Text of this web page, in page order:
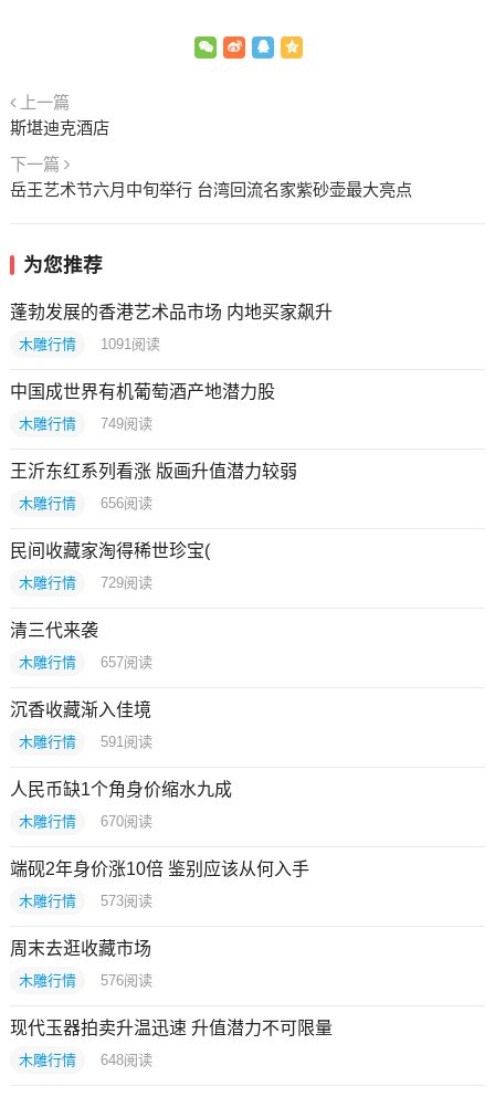
上一篇
斯堪迪克酒店
下一篇
岳王艺术节六月中旬举行 台湾回流名家紫砂壶最大亮点
为您推荐
蓬勃发展的香港艺术品市场 内地买家飙升
木雕行情 1091 阅读
中国成世界有机葡萄酒产地潜力股
木雕行情 749阅读
王沂东红系列看涨 版画升值潜力较弱
木雕行情 656阅读
民间收藏家淘得稀世珍宝(
木雕行情 729阅读
清三代来袭
木雕行情 657阅读
沉香收藏渐入佳境
木雕行情 591 阅读
人民币缺1个角身价缩水九成
木雕行情 670阅读
端砚2年身价涨10倍 鉴别应该从何入手
木雕行情 573阅读
周末去逛收藏市场
木雕行情 576阅读
现代玉器拍卖升温迅速 升值潜力不可限量
木雕行情 648阅读